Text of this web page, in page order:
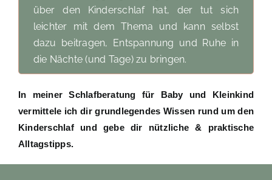
über den Kinderschlaf hat, der tut sich
leichter mit dem Thema und kann selbst
dazu beitragen, Entspannung und Ruhe in
die Nächte (und Tage) zu bringen.
In meiner Schlafberatung für Baby und Kleinkind
vermittele ich dir grundlegendes Wissen rund um den
Kinderschlaf und gebe dir nützliche & praktische
Alltagstipps.